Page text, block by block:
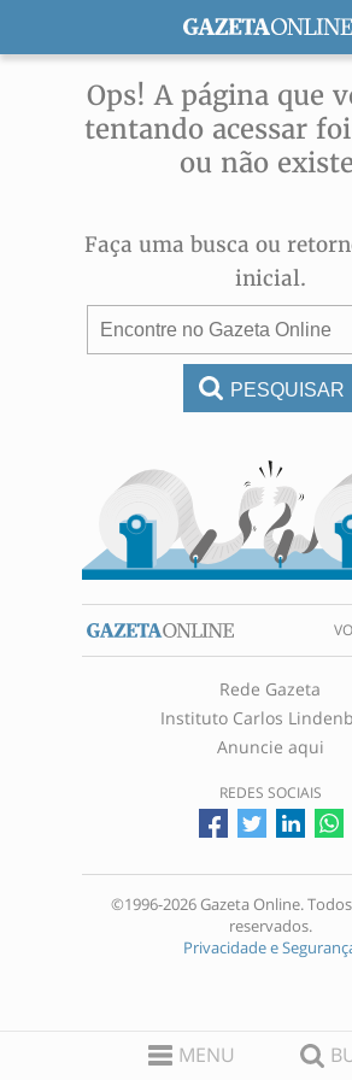
MENU
Ops! A página que
tentando acessar
ou não
Faça uma busca ou
inicial.
PESQUISAR
Rede Gazeta
Instituto Carlos
Anuncie aqui
REDES SOCIAIS
©1996-2026 Gazeta Online.
reservados.
Privacidade e